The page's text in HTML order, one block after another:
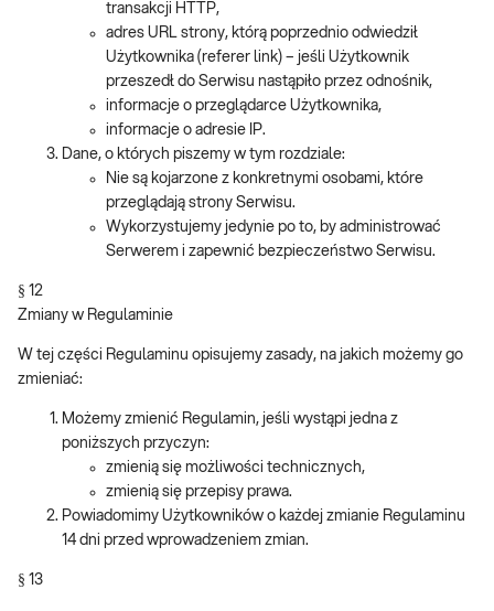
transakcji HTTP,
adres URL strony, którą poprzednio odwiedził
Użytkownika (referer link) – jeśli Użytkownik
przeszedł do Serwisu nastąpiło przez odnośnik,
informacje o przeglądarce Użytkownika,
informacje o adresie IP.
Dane, o których piszemy w tym rozdziale:
Nie są kojarzone z konkretnymi osobami, które
przeglądają strony Serwisu.
Wykorzystujemy jedynie po to, by administrować
Serwerem i zapewnić bezpieczeństwo Serwisu.
§ 12
Zmiany w Regulaminie
W tej części Regulaminu opisujemy zasady, na jakich możemy go
zmieniać:
Możemy zmienić Regulamin, jeśli wystąpi jedna z
poniższych przyczyn:
zmienią się możliwości technicznych,
zmienią się przepisy prawa.
Powiadomimy Użytkowników o każdej zmianie Regulaminu
14 dni przed wprowadzeniem zmian.
§ 13